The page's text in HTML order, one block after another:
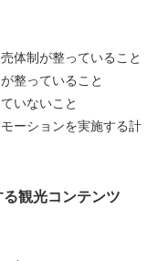
体制が整っていること
整っていること
いないこと
ーションを実施する計
観光コンテンツ